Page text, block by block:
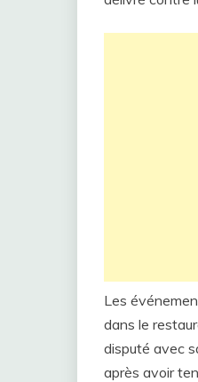
Les
dans le
disputé avec
après avoir